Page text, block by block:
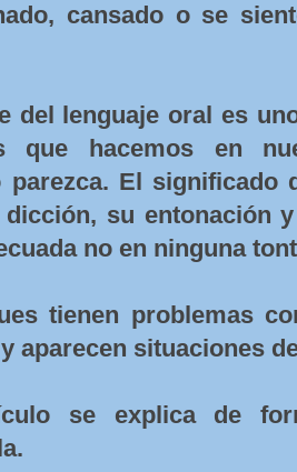
cansado o se
del lenguaje oral es
que hacemos en
parezca. El significado
dicción, su entonación
no en ninguna
tienen problemas
aparecen situaciones
se explica de